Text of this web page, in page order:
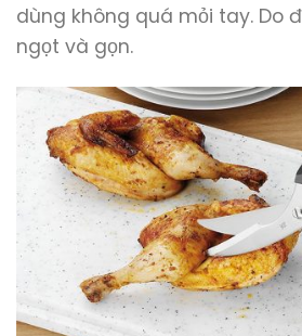
dùng không quá mỏi tay. Do
ngọt và gọn.